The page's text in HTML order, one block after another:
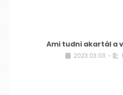
Ami tudni akartál a
2023.03.03. •